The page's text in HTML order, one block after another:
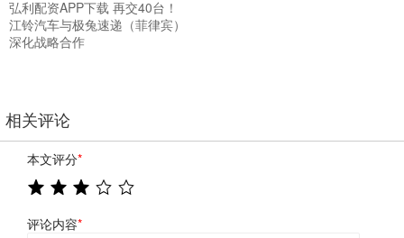
弘利配资APP下载 再交40台！
江铃汽车与极兔速递（菲律宾）
深化战略合作
相关评论
本文评分*
评论内容*